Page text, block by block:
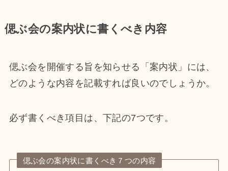
偲ぶ会の案内状に書くべき内容
偲ぶ会を開催する旨を知らせる「案内状」には、
どのような内容を記載すれば良いのでしょうか。
必ず書くべき項目は、下記の7つです。
偲ぶ会の案内状に書くべき７つの内容